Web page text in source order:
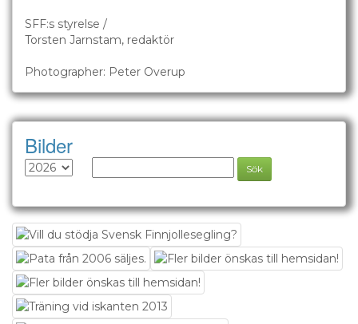
SFF:s styrelse /
Torsten Jarnstam, redaktör
Photographer: Peter Overup
Bilder